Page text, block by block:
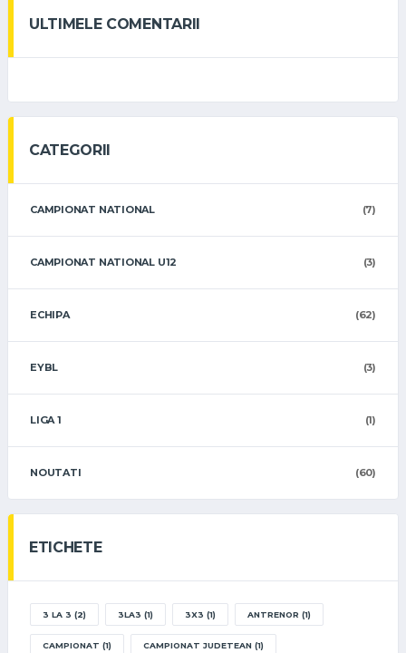
ULTIMELE COMENTARII
CATEGORII
CAMPIONAT NATIONAL (7)
CAMPIONAT NATIONAL U12 (3)
ECHIPA (62)
EYBL (3)
LIGA 1 (1)
NOUTATI (60)
ETICHETE
3 LA 3 (2) 3LA3 (1) 3X3 (1) ANTRENOR (1)
CAMPIONAT (1) CAMPIONAT JUDETEAN (1)